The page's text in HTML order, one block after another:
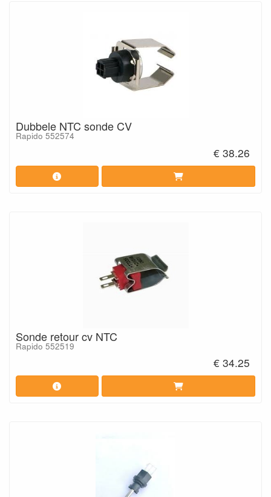
Dubbele NTC sonde CV
Rapido 552574
€ 38.26
Sonde retour cv NTC
Rapido 552519
€ 34.25